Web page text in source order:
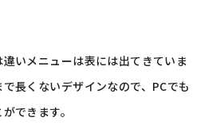
いメニューは表には出てきていま
長くないデザインなので、PCでも
できます。